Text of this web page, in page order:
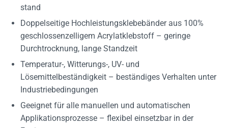
stand
Doppelseitige Hochleistungsklebebänder aus 100%
geschlossenzelligem Acrylatklebstoff – geringe
Durchtrocknung, lange Standzeit
Temperatur-, Witterungs-, UV- und
Lösemittelbeständigkeit – beständiges Verhalten unter
Industriebedingungen
Geeignet für alle manuellen und automatischen
Applikationsprozesse – flexibel einsetzbar in der